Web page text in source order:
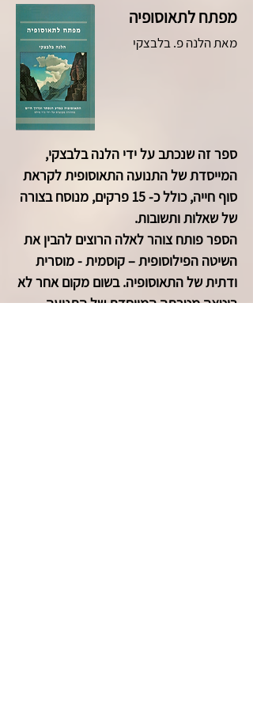
מפתח לתאוסופיה
מאת הלנה פ. בלבצקי
ספר זה שנכתב על ידי הלנה בלבצקי,
המייסדת של התנועה התאוסופית לקראת
סוף חייה, כולל כ- 15 פרקים, מנוסח בצורה
של שאלות ותשובות.
הספר פותח צוהר לאלה הרוצים להבין את
השיטה הפילוסופית – קוסמית - מוסרית
ודתית של התאוסופיה. בשום מקום אחר לא
בוטאה מטרתה המיוחדת של התנועה